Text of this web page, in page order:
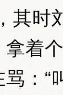
其时
拿着
：“